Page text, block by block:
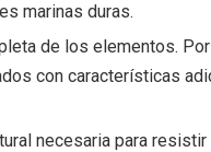
marinas duras.
de los elementos.
con características
necesaria para